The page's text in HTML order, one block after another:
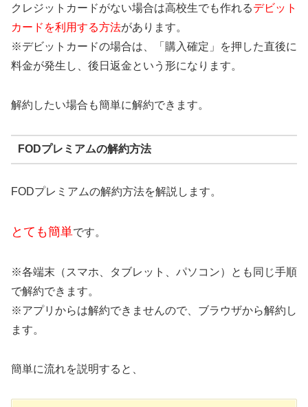
クレジットカードがない場合は高校生でも作れるデビット
カードを利用する方法があります。
※デビットカードの場合は、「購入確定」を押した直後に
料金が発生し、後日返金という形になります。
解約したい場合も簡単に解約できます。
FODプレミアムの解約方法
FODプレミアムの解約方法を解説します。
とても簡単です。
※各端末（スマホ、タブレット、パソコン）とも同じ手順
で解約できます。
※アプリからは解約できませんので、ブラウザから解約し
ます。
簡単に流れを説明すると、